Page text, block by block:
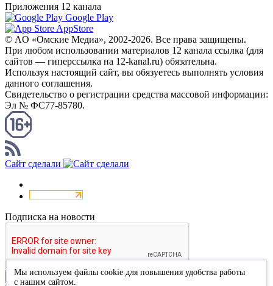
Приложения 12 канала
Google Play
AppStore
© AO «Омские Медиа», 2002-2026. Все права защищены.
При любом использовании материалов 12 канала ссылка (для
сайтов — гиперссылка на 12-kanal.ru) обязательна.
Используя настоящий сайт, вы обязуетесь выполнять условия
данного соглашения.
Свидетельство о регистрации средства массовой информации:
Эл № ФС77-85780.
Сайт сделали
Подписка на новости
Подписаться
Мы используем файлы cookie для повышения удобства работы
с нашим сайтом.